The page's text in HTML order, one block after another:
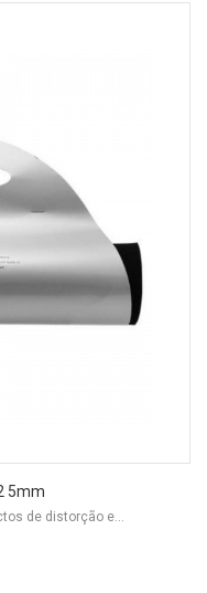
5mm
de distorção e...